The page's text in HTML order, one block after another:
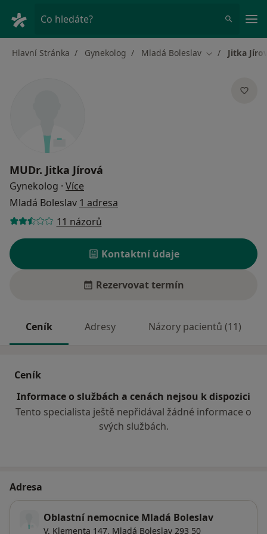
Co hledáte?
Hlavní Stránka Gynekolog Mladá Boleslav Změna města
Jitka
MUDr. Jitka Jírová
Gynekolog · Více
Mladá Boleslav 1 adresa
11 názorů
Kontaktní údaje
Rezervovat termín
Ceník Adresy Názory pacientů (11)
Ceník
Informace o službách a cenách nejsou k dispozici
Tento specialista ještě nepřidával žádné informace o
svých službách.
Adresa
Oblastní nemocnice Mladá Boleslav
V. Klementa 147, Mladá Boleslav 293 50